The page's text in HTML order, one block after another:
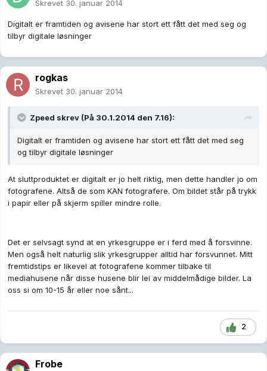
Skrevet 30. januar 2014
Digitalt er framtiden og avisene har stort ett fått det med seg og
tilbyr digitale løsninger
rogkas
Skrevet 30. januar 2014
Zpeed skrev (På 30.1.2014 den 7.16):
Digitalt er framtiden og avisene har stort ett fått det med seg
og tilbyr digitale løsninger
At sluttproduktet er digitalt er jo helt riktig, men dette handler jo om
fotografene. Altså de som KAN fotografere. Om bildet står på trykk
i papir eller på skjerm spiller mindre rolle.
Det er selvsagt synd at en yrkesgruppe er i ferd med å forsvinne.
Men også helt naturlig slik yrkesgrupper alltid har forsvunnet. Mitt
fremtidstips er likevel at fotografene kommer tilbake til
mediahusene når disse husene blir lei av middelmådige bilder. La
oss si om 10-15 år eller noe sånt...
2
Frobe